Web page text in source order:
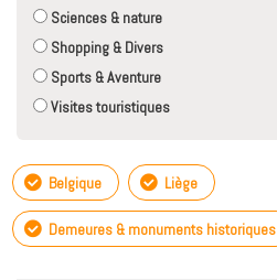
Sciences & nature
Shopping & Divers
Sports & Aventure
Visites touristiques
Belgique Liège
Demeures & monuments historiques